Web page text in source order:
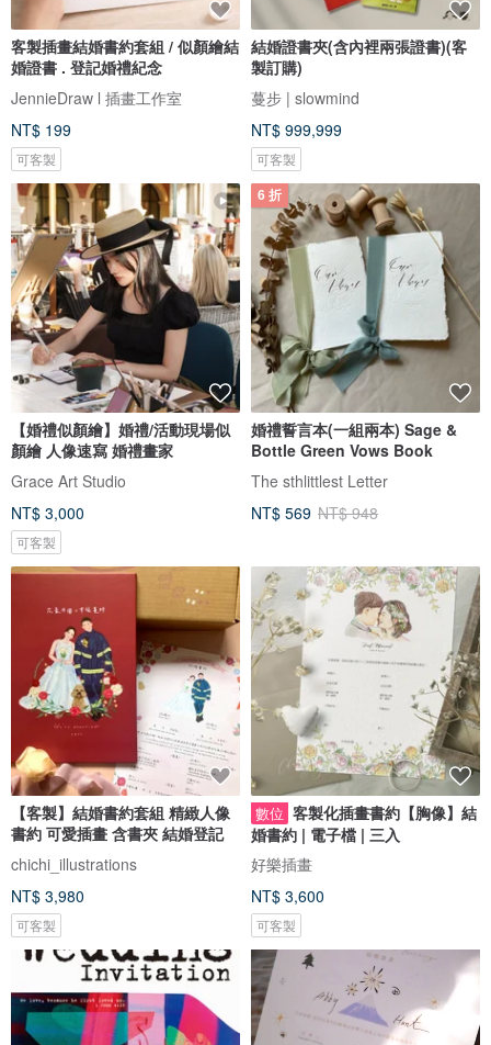
客製插畫結婚書約套組 / 似顏繪結
婚證書 . 登記婚禮紀念
JennieDraw l 插畫工作室
NT$ 199
可客製
結婚證書夾(含內裡兩張證書)(客
製訂購)
蔓步 | slowmind
NT$ 999,999
可客製
【婚禮似顏繪】婚禮/活動現場似
顏繪 人像速寫 婚禮畫家
Grace Art Studio
NT$ 3,000
可客製
6 折
婚禮誓言本(一組兩本) Sage &
Bottle Green Vows Book
The sthlittlest Letter
NT$ 569 NT$ 948
【客製】結婚書約套組 精緻人像
書約 可愛插畫 含書夾 結婚登記
chichi_illustrations
NT$ 3,980
可客製
數位 客製化插畫書約【胸像】結
婚書約 | 電子檔 | 三入
好樂插畫
NT$ 3,600
可客製